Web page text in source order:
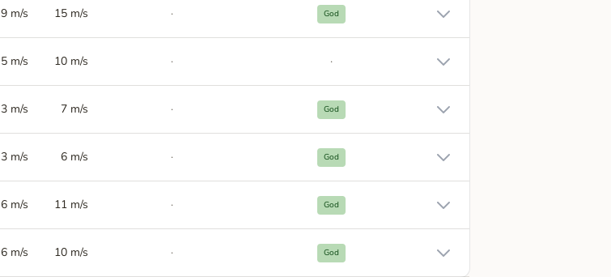
9 m/s 15 m/s · God
5 m/s 10 m/s · ·
3 m/s 7 m/s · God
3 m/s 6 m/s · God
6 m/s 11 m/s · God
6 m/s 10 m/s · God